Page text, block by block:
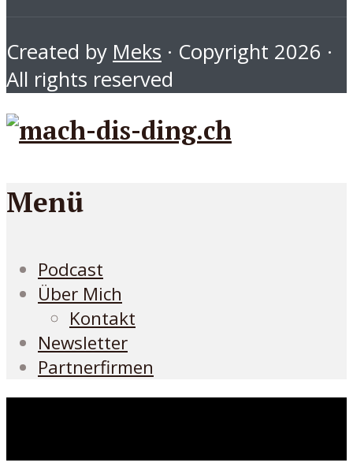
Created by Meks · Copyright 2026 ·
All rights reserved
Menü
Podcast
Über Mich
Kontakt
Newsletter
Partnerfirmen